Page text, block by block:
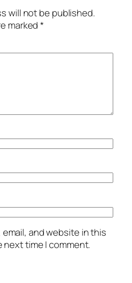
will not be published.
marked*
email, and website in this
next time I comment.